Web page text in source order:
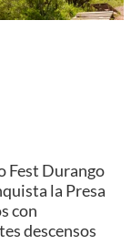
Fest Durango
la Presa
con
descensos